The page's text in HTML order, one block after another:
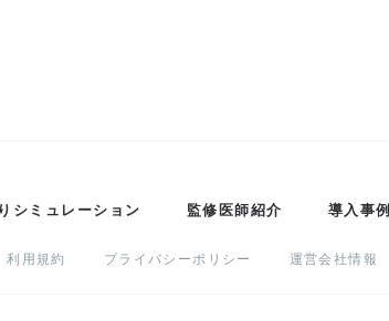
シミュレーション 監修医師紹介 導入事例
利用規約 プライバシーポリシー 運営会社情報